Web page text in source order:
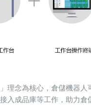
理念為核心，倉儲機器人
成品庫等工作，助力倉